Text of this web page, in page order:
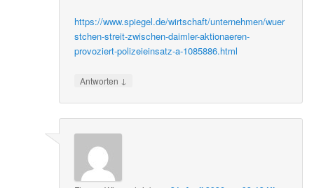
https://www.spiegel.de/wirtschaft/unternehmen/wuer
stchen-streit-zwischen-daimler-aktionaeren-
provoziert-polizeieinsatz-a-1085886.html
Antworten ↓